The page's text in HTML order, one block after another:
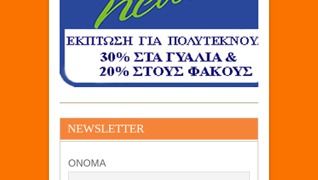
NEWSLETTER
ΟΝΟΜΑ